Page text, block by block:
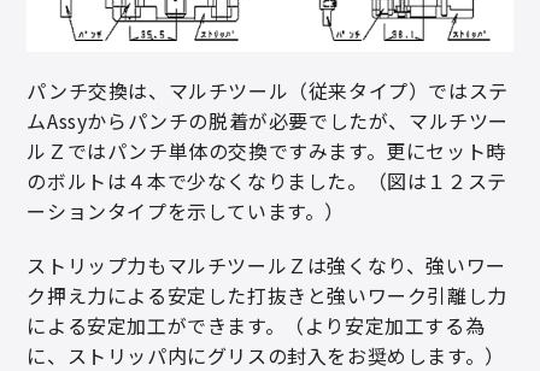
パンチ交換は、マルチツール（従来タイプ）ではステ
ムAssyからパンチの脱着が必要でしたが、マルチツー
ルＺではパンチ単体の交換ですみます。更にセット時
のボルトは４本で少なくなりました。（図は１２ステ
ーションタイプを示しています。）
ストリップ力もマルチツールＺは強くなり、強いワー
ク押え力による安定した打抜きと強いワーク引離し力
による安定加工ができます。（より安定加工する為
に、ストリッパ内にグリスの封入をお奨めします。）